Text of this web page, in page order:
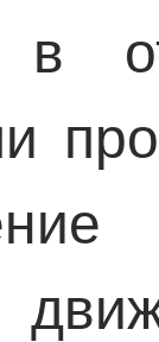
в